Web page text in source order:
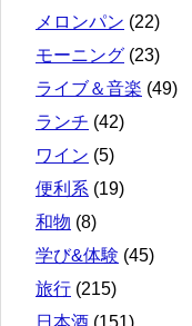
メロンパン (22)
モーニング (23)
ライブ＆音楽 (49)
ランチ (42)
ワイン (5)
便利系 (19)
和物 (8)
学び&体験 (45)
旅行 (215)
日本酒 (151)